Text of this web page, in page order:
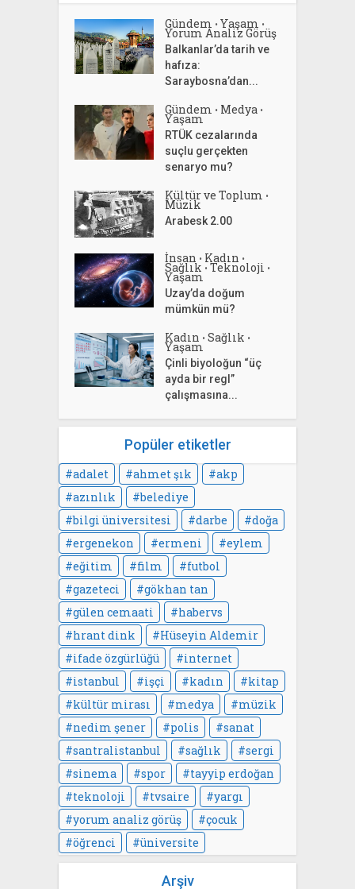
Gündem • Yaşam •
Yorum Analiz Görüş
Balkanlar’da tarih ve
hafıza:
Saraybosna’dan...
Gündem • Medya •
Yaşam
RTÜK cezalarında
suçlu gerçekten
senaryo mu?
Kültür ve Toplum •
Müzik
Arabesk 2.00
İnsan • Kadın •
Sağlık • Teknoloji •
Yaşam
Uzay’da doğum
mümkün mü?
Kadın • Sağlık •
Yaşam
Çinli biyoloğun “üç
ayda bir regl”
çalışmasına...
Popüler etiketler
adalet ahmet şık
akp
azınlık
belediye
bilgi üniversitesi
darbe
doğa
ergenekon
ermeni
eylem
eğitim
film
futbol
gazeteci
gökhan tan
gülen cemaati
habervs
hrant dink
Hüseyin Aldemir
ifade özgürlüğü
internet
istanbul
işçi kadın
kitap
kültür mirası
medya
müzik
nedim şener
polis
sanat
santralistanbul
sağlık
sergi
sinema
spor
tayyip erdoğan
teknoloji
tvsaire
yargı
yorum analiz görüş
çocuk
öğrenci
üniversite
Arşiv